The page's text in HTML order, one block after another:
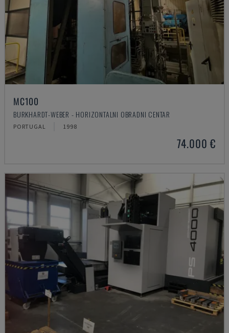
MC100
BURKHARDT-WEBER - HORIZONTALNI OBRADNI CENTAR
PORTUGAL 1998
74.000 €